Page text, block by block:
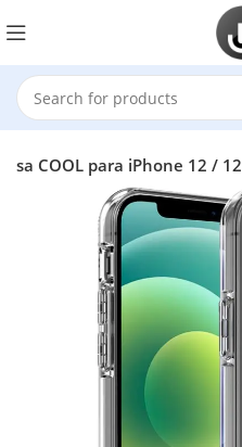
COOL para iPhone 12 /